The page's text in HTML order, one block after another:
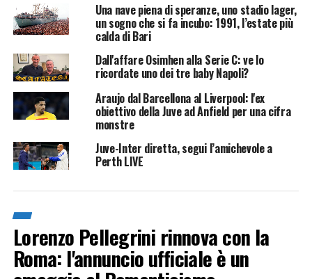
Una nave piena di speranze, uno stadio lager,
un sogno che si fa incubo: 1991, l’estate più
calda di Bari
Dall'affare Osimhen alla Serie C: ve lo
ricordate uno dei tre baby Napoli?
Araujo dal Barcellona al Liverpool: l'ex
obiettivo della Juve ad Anfield per una cifra
monstre
Juve-Inter diretta, segui l’amichevole a
Perth LIVE
Lorenzo Pellegrini rinnova con la
Roma: l'annuncio ufficiale è un